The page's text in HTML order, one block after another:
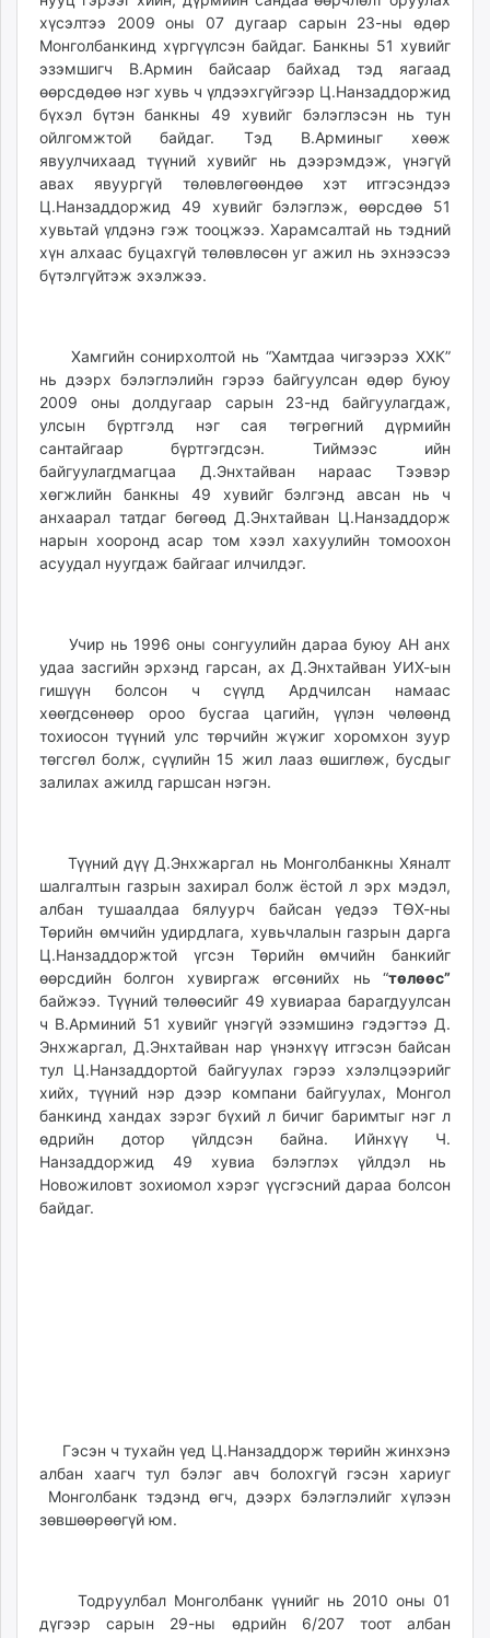
хүсэлтээ 2009 оны 07 дугаар сарын 23-ны өдөр
Монголбанкинд хүргүүлсэн байдаг. Банкны 51 хувийг
эзэмшигч В.Армин байсаар байхад тэд яагаад
өөрсдөдөө нэг хувь ч үлдээхгүйгээр Ц.Нанзаддоржид
бүхэл бүтэн банкны 49 хувийг бэлэглэсэн нь тун
ойлгомжтой байдаг. Тэд В.Арминыг хөөж
явуулчихаад түүний хувийг нь дээрэмдэж, үнэгүй
авах явуургүй төлөвлөгөөндөө хэт итгэсэндээ
Ц.Нанзаддоржид 49 хувийг бэлэглэж, өөрсдөө 51
хувьтай үлдэнэ гэж тооцжээ. Харамсалтай нь тэдний
хүн алхаас буцахгүй төлөвлөсөн уг ажил нь эхнээсээ
бүтэлгүйтэж эхэлжээ.
Хамгийн сонирхолтой нь “Хамтдаа чигээрээ ХХК”
нь дээрх бэлэглэлийн гэрээ байгуулсан өдөр буюу
2009 оны долдугаар сарын 23-нд байгуулагдаж,
улсын бүртгэлд нэг сая төгрөгний дүрмийн
сантайгаар бүртгэгдсэн. Тиймээс ийн
байгуулагдмагцаа Д.Энхтайван нараас Тээвэр
хөгжлийн банкны 49 хувийг бэлгэнд авсан нь ч
анхаарал татдаг бөгөөд Д.Энхтайван Ц.Нанзаддорж
нарын хооронд асар том хээл хахуулийн томоохон
асуудал нуугдаж байгааг илчилдэг.
Учир нь 1996 оны сонгуулийн дараа буюу АН анх
удаа засгийн эрхэнд гарсан, ах Д.Энхтайван УИХ-ын
гишүүн болсон ч сүүлд Ардчилсан намаас
хөөгдсөнөөр ороо бусгаа цагийн, үүлэн чөлөөнд
тохиосон түүний улс төрчийн жүжиг хоромхон зуур
төгсгөл болж, сүүлийн 15 жил лааз өшиглөж, бусдыг
залилах ажилд гаршсан нэгэн.
Түүний дүү Д.Энхжаргал нь Монголбанкны Хяналт
шалгалтын газрын захирал болж ёстой л эрх мэдэл,
албан тушаалдаа бялуурч байсан үедээ ТӨХ-ны
Төрийн өмчийн удирдлага, хувьчлалын газрын дарга
Ц.Нанзаддоржтой үгсэн Төрийн өмчийн банкийг
өөрсдийн болгон хувиргаж өгсөнийх нь “төлөөс”
байжээ. Түүний төлөөсийг 49 хувиараа барагдуулсан
ч В.Арминий 51 хувийг үнэгүй эзэмшинэ гэдэгтээ Д.
Энхжаргал, Д.Энхтайван нар үнэнхүү итгэсэн байсан
тул Ц.Нанзаддортой байгуулах гэрээ хэлэлцээрийг
хийх, түүний нэр дээр компани байгуулах, Монгол
банкинд хандах зэрэг бүхий л бичиг баримтыг нэг л
өдрийн дотор үйлдсэн байна. Ийнхүү Ч.
Нанзаддоржид 49 хувиа бэлэглэх үйлдэл нь
Новожиловт зохиомол хэрэг үүсгэсний дараа болсон
байдаг.
Гэсэн ч тухайн үед Ц.Нанзаддорж төрийн жинхэнэ
албан хаагч тул бэлэг авч болохгүй гэсэн хариуг
Монголбанк тэдэнд өгч, дээрх бэлэглэлийг хүлээн
зөвшөөрөөгүй юм.
Тодруулбал Монголбанк үүнийг нь 2010 оны 01
дүгээр сарын 29-ны өдрийн 6/207 тоот албан